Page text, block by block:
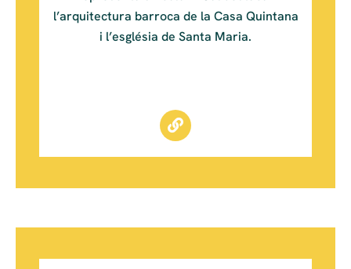
l’arquitectura barroca de la Casa Quintana
i l’església de Santa Maria.